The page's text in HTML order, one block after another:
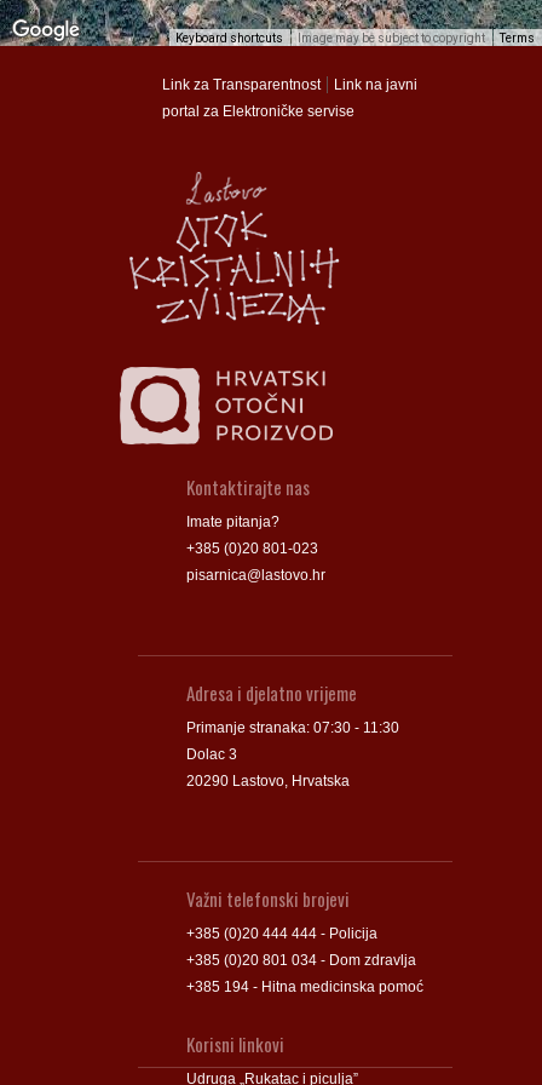
Groblje
Groblje
Keyboard shortcuts Image may be subject to copyright Terms
Link za Transparentnost| Link na javni
portal za Elektroničke servise
Kontaktirajte nas
Imate pitanja?
+385 (0)20 801-023
pisarnica@lastovo.hr
Adresa i djelatno vrijeme
Primanje stranaka: 07:30 - 11:30
Dolac 3
20290 Lastovo, Hrvatska
Važni telefonski brojevi
+385 (0)20 444 444 - Policija
+385 (0)20 801 034 - Dom zdravlja
+385 194 - Hitna medicinska pomoć
Korisni linkovi
Udruga „Rukatac i piculja”